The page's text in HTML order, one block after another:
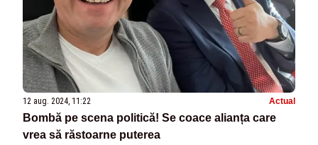
12 aug. 2024, 11:22 Actual
Bombă pe scena politică! Se coace alianța care
vrea să răstoarne puterea